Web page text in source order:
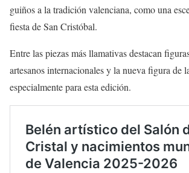
guiños a la tradición valenciana, como una
fiesta de San Cristóbal.
Entre las piezas más llamativas destacan
artesanos internacionales y la nueva figura de
especialmente para esta edición.